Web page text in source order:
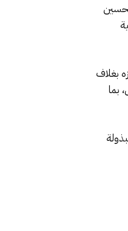
تحسين
بغلاف
بما
في إطار الجهود المبذولة